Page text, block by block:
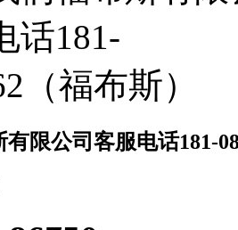
限公司客服电话181-